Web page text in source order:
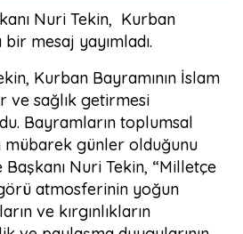
Nuri Tekin, Kurban
bir mesaj yayımladı.
Kurban Bayramının İslam
ve sağlık getirmesi
Bayramların toplumsal
günler olduğunu
Nuri Tekin, “Milletçe
atmosferinin yoğun
ve kırgınlıkların